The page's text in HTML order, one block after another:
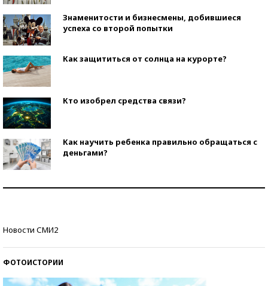
Знаменитости и бизнесмены, добившиеся
успеха со второй попытки
Как защититься от солнца на курорте?
Кто изобрел средства связи?
Как научить ребенка правильно обращаться с
деньгами?
Новости СМИ2
ФОТОИСТОРИИ